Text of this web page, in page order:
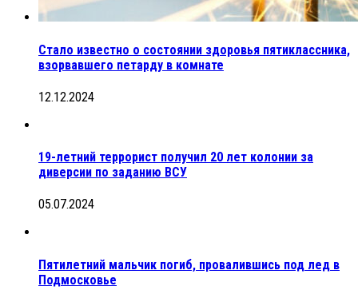
Стало известно о состоянии здоровья пятиклассника,
взорвавшего петарду в комнате
12.12.2024
19-летний террорист получил 20 лет колонии за
диверсии по заданию ВСУ
05.07.2024
Пятилетний мальчик погиб, провалившись под лед в
Подмосковье